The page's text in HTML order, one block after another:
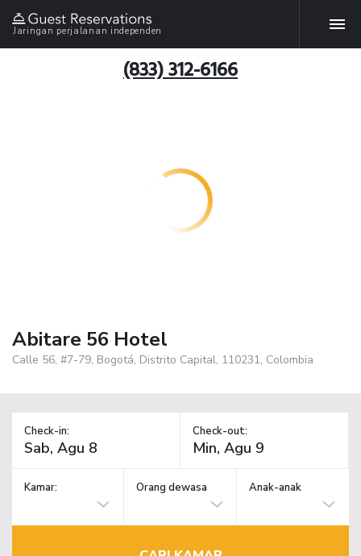
Jaringan perjalanan independen
(833) 312-6166
Abitare 56 Hotel
Calle 56, #7-79, Bogotá, Distrito Capital, 110231, Colombia
Check-in: Check-out:
Kamar: Orang dewasa Anak-anak